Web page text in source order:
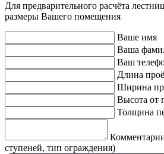
Для предварительного расчёта
размеры Вашего помещения
Ваше имя
Ваша
Ваш
Длина
Ширина
Высота от
Толщина
ступеней, тип ограждения)